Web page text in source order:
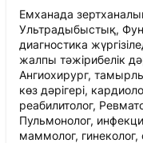
Емханада
Ультрадыбыстық,
диагностика
жалпы тәжірибелік
Ангиохирург,
көз дәрігері,
реабилитолог,
Пульмонолог,
маммолог, гинеколог,